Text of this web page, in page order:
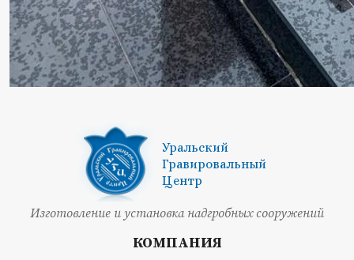
Уральский
Гравировальный
Центр
Изготовление и установка надгробных сооружений
КОМПАНИЯ